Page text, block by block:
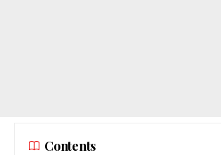
Contents